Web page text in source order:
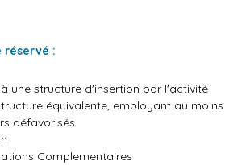
réservé :
une structure d'insertion par l'activité
équivalente, employant au moins
défavorisés
Complementaires